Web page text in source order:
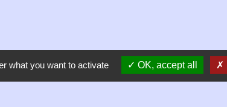
what you want to activate OK, accept all